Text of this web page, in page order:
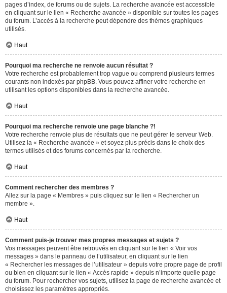
pages d’index, de forums ou de sujets. La recherche avancée est accessible
en cliquant sur le lien « Recherche avancée » disponible sur toutes les pages
du forum. L’accès à la recherche peut dépendre des thèmes graphiques
utilisés.
Haut
Pourquoi ma recherche ne renvoie aucun résultat ?
Votre recherche est probablement trop vague ou comprend plusieurs termes
courants non indexés par phpBB. Vous pouvez affiner votre recherche en
utilisant les options disponibles dans la recherche avancée.
Haut
Pourquoi ma recherche renvoie une page blanche ?!
Votre recherche renvoie plus de résultats que ne peut gérer le serveur Web.
Utilisez la « Recherche avancée » et soyez plus précis dans le choix des
termes utilisés et des forums concernés par la recherche.
Haut
Comment rechercher des membres ?
Allez sur la page « Membres » puis cliquez sur le lien « Rechercher un
membre ».
Haut
Comment puis-je trouver mes propres messages et sujets ?
Vos messages peuvent être retrouvés en cliquant sur le lien « Voir vos
messages » dans le panneau de l’utilisateur, en cliquant sur le lien
« Rechercher les messages de l’utilisateur » depuis votre propre page de profil
ou bien en cliquant sur le lien « Accès rapide » depuis n’importe quelle page
du forum. Pour rechercher vos sujets, utilisez la page de recherche avancée et
choisissez les paramètres appropriés.